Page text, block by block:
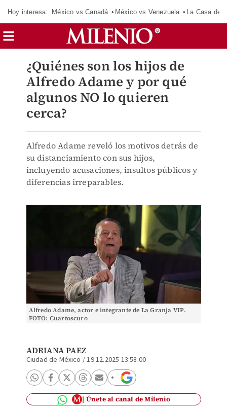
Hoy interesa: México vs Canadá México vs Venezuela La Casa de
¿Quiénes son los hijos de
Alfredo Adame y por qué
algunos NO lo quieren
cerca?
Alfredo Adame reveló los motivos detrás de
su distanciamiento con sus hijos,
incluyendo acusaciones, insultos públicos y
diferencias irreparables.
Alfredo Adame, actor e integrante de La Granja VIP.
FOTO: Cuartoscuro
ADRIANA PAEZ
Ciudad de México /19.12.2025 13:58:00
Únete al canal de Milenio